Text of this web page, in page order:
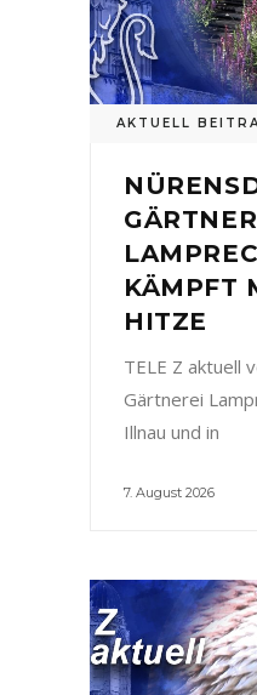
AKTUELL
KÄMPFT
HITZE
TELE Z aktuell
Gärtnerei
Illnau und in
7. August 2026